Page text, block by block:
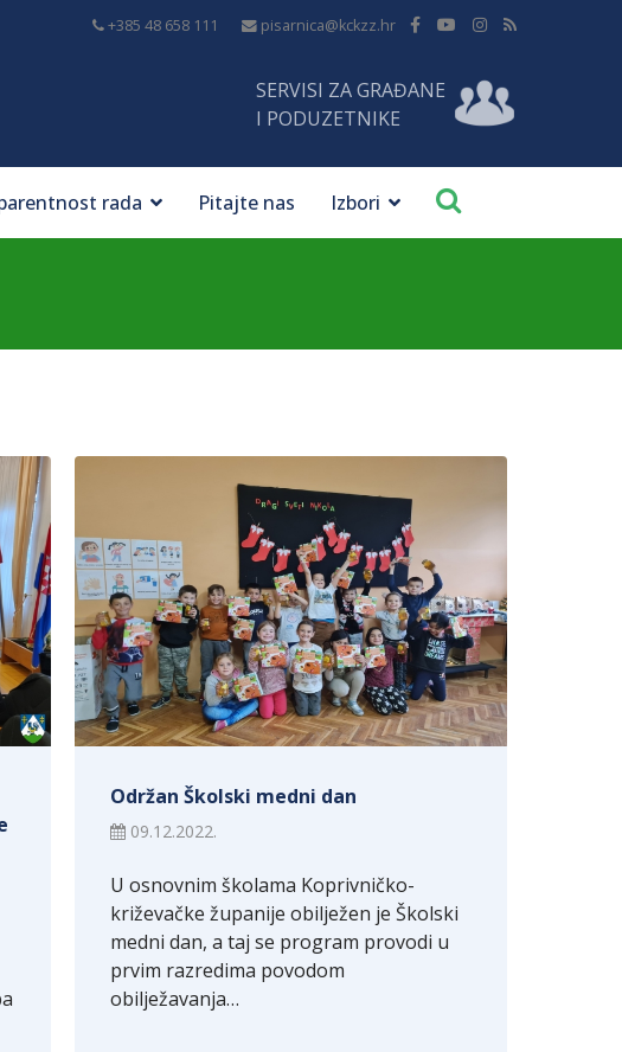
+385 48 658 111 pisarnica@kckzz.hr
SERVISI ZA GRAĐANE
I PODUZETNIKE
rada Pitajte nas Izbori
Održan Školski medni dan
09.12.2022.
U osnovnim školama Koprivničko-
križevačke županije obilježen je Školski
medni dan, a taj se program provodi u
prvim razredima povodom
obilježavanja…